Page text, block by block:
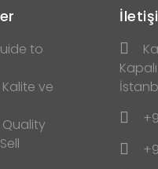
to
ve